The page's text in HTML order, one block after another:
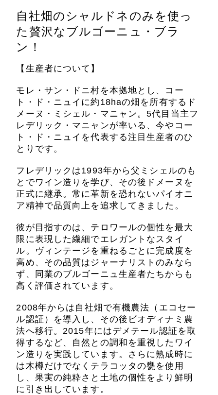
自社畑のシャルドネのみを使っ
た贅沢なブルゴーニュ・ブラ
ン！
【生産者について】
モレ・サン・ドニ村を本拠地とし、コー
ト・ド・ニュイに約18haの畑を所有するド
メーヌ・ミシェル・マニャン。5代目当主フ
レデリック・マニャンが率いる、今やコー
ト・ド・ニュイを代表する注目生産者のひ
とりです。
フレデリックは1993年から父ミシェルのも
とでワイン造りを学び、その後ドメーヌを
正式に継承。常に革新を恐れないパイオニ
ア精神で品質向上を追求してきました。
彼が目指すのは、テロワールの個性を最大
限に表現した繊細でエレガントなスタイ
ル。ヴィンテージを重ねるごとに完成度を
高め、その品質はジャーナリストのみなら
ず、同業のブルゴーニュ生産者たちからも
高く評価されています。
2008年からは自社畑で有機農法（エコセー
ル認証）を導入し、その後ビオディナミ農
法へ移行。2015年にはデメテール認証を取
得するなど、自然との調和を重視したワイ
ン造りを実践しています。さらに熟成時に
は木樽だけでなくテラコッタの甕を使用
し、果実の純粋さと土地の個性をより鮮明
に引き出しています。